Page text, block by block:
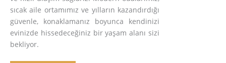
sıcak aile ortamımız ve yılların kazandırdığı
güvenle, konaklamanız boyunca kendinizi
evinizde hissedeceğiniz bir yaşam alanı sizi
bekliyor.